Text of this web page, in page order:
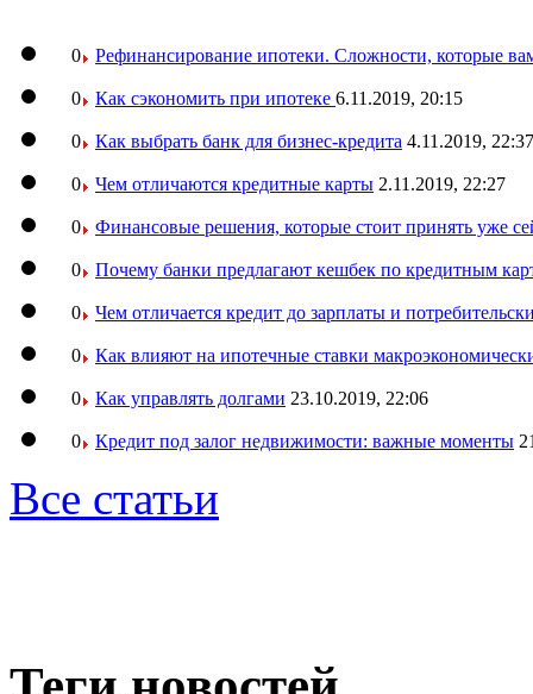
0 Рефинансирование ипотеки. Сложности, которые
0 Как сэкономить при ипотеке 6.11.2019, 20:15
0 Как выбрать банк для бизнес-кредита 4.11.2019, 22:37
0 Чем отличаются кредитные карты 2.11.2019, 22:27
0 Финансовые решения, которые стоит принять уже
0 Почему банки предлагают кешбек по кредитным
0 Чем отличается кредит до зарплаты и
0 Как влияют на ипотечные ставки
0 Как управлять долгами 23.10.2019, 22:06
0 Кредит под залог недвижимости: важные моменты
Все статьи